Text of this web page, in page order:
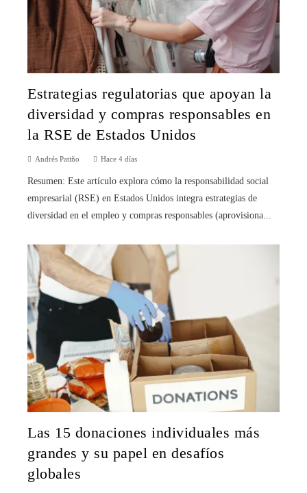
Estrategias regulatorias que apoyan la
diversidad y compras responsables en
la RSE de Estados Unidos
Andrés Patiño Hace 4 días
Resumen: Este artículo explora cómo la responsabilidad social
empresarial (RSE) en Estados Unidos integra estrategias de
diversidad en el empleo y compras responsables (aprovisiona...
Las 15 donaciones individuales más
grandes y su papel en desafíos
globales